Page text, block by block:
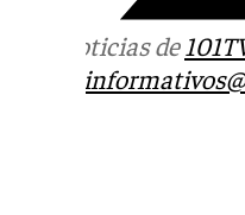
Más noticias de